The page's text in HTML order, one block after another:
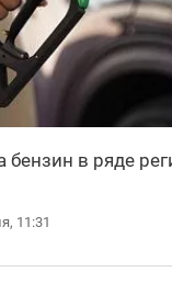
в ряде
11:31